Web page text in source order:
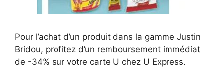
Pour l’achat d’un produit dans la gamme Justin
Bridou, profitez d’un remboursement immédiat
de -34% sur votre carte U chez U Express.